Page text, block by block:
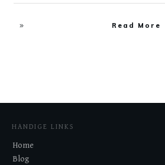
Read More
HANDIGE LINKS
Home
Blog